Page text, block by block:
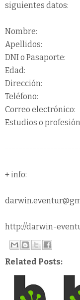
siguientes datos:
Nombre:
Apellidos:
DNI o Pasaporte:
Edad:
Dirección:
Teléfono:
Correo electrónico:
Estudios o
+ info:
http://darwin-
Related Posts: